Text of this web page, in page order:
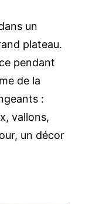
un
plateau.
pendant
de la
:
vallons,
un décor